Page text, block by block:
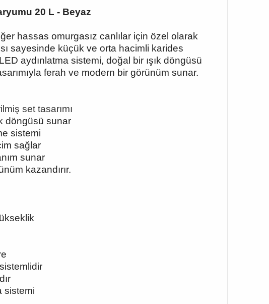
20 L - Beyaz
hassas omurgasız canlılar için özel olarak
sayesinde küçük ve orta hacimli karides
aydınlatma sistemi, doğal bir ışık döngüsü
ferah ve modern bir görünüm sunar.
set tasarımı
döngüsü sunar
sistemi
sağlar
sunar
kazandırır.
sistemi